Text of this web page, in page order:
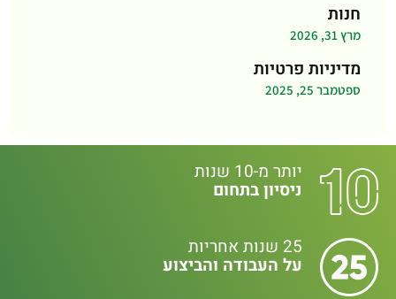
חנות
מרץ 31, 2026
מדיניות פרטיות
ספטמבר 25, 2025
יותר מ-10 שנות
ניסיון בתחום
25 שנות אחריות
על העבודה והביצוע